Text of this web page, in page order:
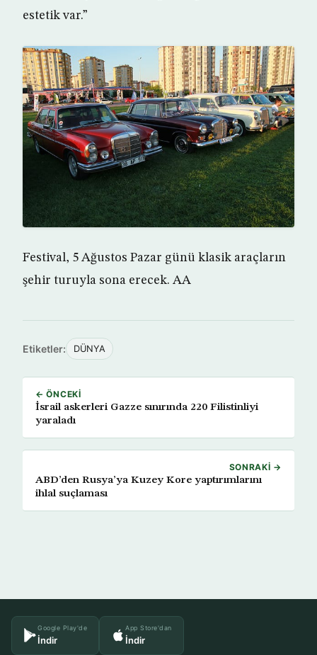
estetik var.”
Festival, 5 Ağustos Pazar günü klasik araçların
şehir turuyla sona erecek. AA
Etiketler: DÜNYA
← ÖNCEKI
İsrail askerleri Gazze sınırında 220 Filistinliyi
yaraladı
SONRAKI →
ABD’den Rusya’ya Kuzey Kore yaptırımlarını
ihlal suçlaması
Google Play'de
İndir
App Store'dan
İndir